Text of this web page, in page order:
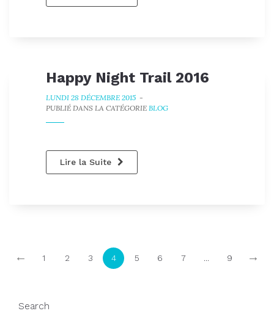
Happy Night Trail 2016
LUNDI 28 DÉCEMBRE 2015 -
PUBLIÉ DANS LA CATÉGORIE BLOG
Lire la Suite
← 1 2 3 4 5 6 7 ... 9 →
Search